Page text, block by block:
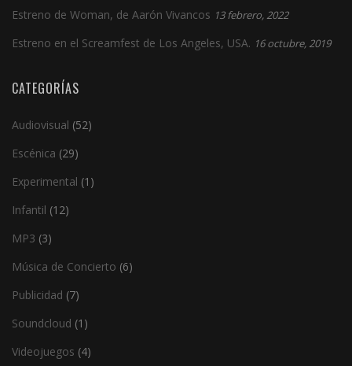
Estreno de Woman, de Aarón Vivancos 13 febrero, 2022
Estreno en el Screamfest de Los Angeles, USA. 16 octubre, 2019
CATEGORÍAS
Audiovisual (52)
Escénica (29)
Experimental (1)
Infantil (12)
MP3 (3)
Música de Concierto (6)
Publicidad (7)
Soundcloud (1)
Videojuegos (4)